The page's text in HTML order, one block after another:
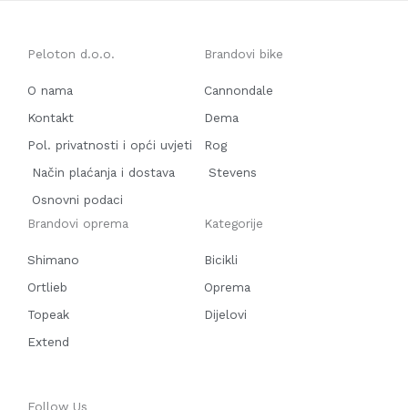
Peloton d.o.o.
O nama
Kontakt
Pol. privatnosti i opći uvjeti
Način plaćanja i dostava
Osnovni podaci
Brandovi bike
Cannondale
Dema
Rog
Stevens
Brandovi oprema
Shimano
Ortlieb
Topeak
Extend
Kategorije
Bicikli
Oprema
Dijelovi
Follow Us